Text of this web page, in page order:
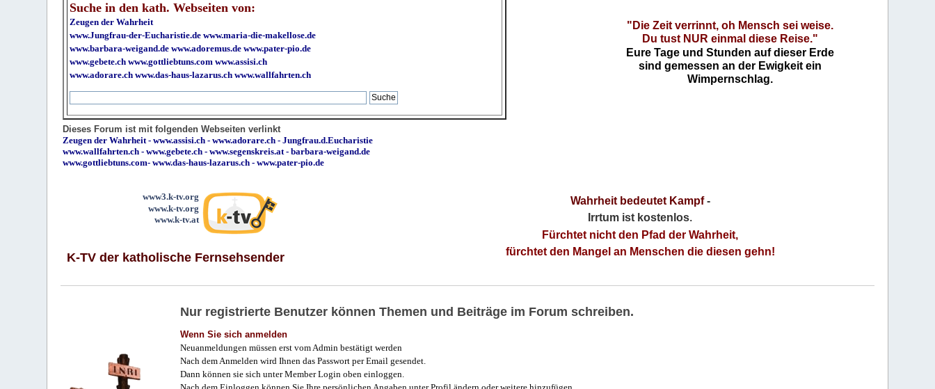
Suche in den kath. Webseiten von:
Zeugen der Wahrheit
www.Jungfrau-der-Eucharistie.de www.maria-die-makellose.de
www.barbara-weigand.de www.adoremus.de www.pater-pio.de
www.gebete.ch www.gottliebtuns.com www.assisi.ch
www.adorare.ch www.das-haus-lazarus.ch www.wallfahrten.ch
"Die Zeit verrinnt, oh Mensch sei weise.
Du tust NUR einmal diese Reise."
Eure Tage und Stunden auf dieser Erde
sind gemessen an der Ewigkeit ein
Wimpernschlag.
Dieses Forum ist mit folgenden Webseiten verlinkt
Zeugen der Wahrheit-www.assisi.ch -www.adorare.ch -Jungfrau.d.Eucharistie
www.wallfahrten.ch -www.gebete.ch -www.segenskreis.at-barbara-weigand.de
www.gottliebtuns.com-www.das-haus-lazarus.ch - www.pater-pio.de
www3.k-tv.org
www.k-tv.org
www.k-tv.at
K-TV der katholische Fernsehsender
Wahrheit bedeutet Kampf-
Irrtum ist kostenlos.
Fürchtet nicht den Pfad der Wahrheit,
fürchtet den Mangel an Menschen die diesen gehn!
Nur registrierte Benutzer können Themen und Beiträge im Forum schreiben.
Wenn Sie sich anmelden
Neuanmeldungen müssen erst vom Admin bestätigt werden
Nach dem Anmelden wird Ihnen das Passwort per Email gesendet.
Dann können sie sich unter Member Login oben einloggen.